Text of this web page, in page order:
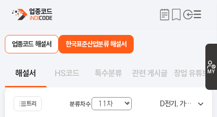
MY
업종코드 해설서 한국표준산업분류 해설서
해설서 HS코드 특수분류 관련 게시글 창업 유튜브
트리 분류차수 D 전기, 가스, 증기 및 공기조절 공급업